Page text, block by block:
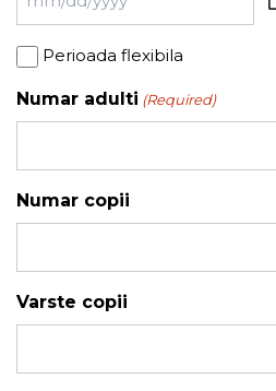
MM
DD
slash
Perioada
Perioada flexibila
Numar adulti (Required)
Numar copii
Varste copii